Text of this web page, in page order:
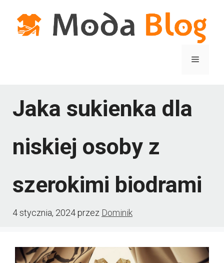
Menu
Jaka sukienka dla
niskiej osoby z
szerokimi biodrami
4 stycznia, 2024przez Dominik